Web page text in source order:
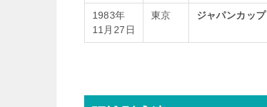
1983年
11月27日
東京 ジャパンカップ